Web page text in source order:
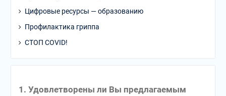
Цифровые ресурсы — образованию
Профилактика гриппа
СТОП COVID!
1. Удовлетворены ли Вы предлагаемым